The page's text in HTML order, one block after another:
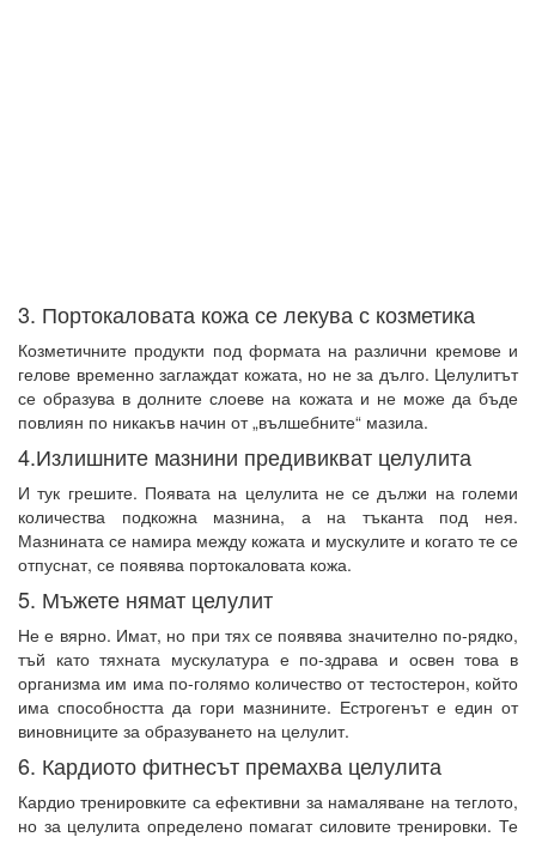
3. Портокаловата кожа се лекува с козметика
Козметичните продукти под формата на различни кремове и
гелове временно заглаждат кожата, но не за дълго. Целулитът
се образува в долните слоеве на кожата и не може да бъде
повлиян по никакъв начин от „вълшебните“ мазила.
4.Излишните мазнини предивикват целулита
И тук грешите. Появата на целулита не се дължи на големи
количества подкожна мазнина, а на тъканта под нея.
Мазнината се намира между кожата и мускулите и когато те се
отпуснат, се появява портокаловата кожа.
5. Мъжете нямат целулит
Не е вярно. Имат, но при тях се появява значително по-рядко,
тъй като тяхната мускулатура е по-здрава и освен това в
организма им има по-голямо количество от тестостерон, който
има способността да гори мазнините. Естрогенът е един от
виновниците за образуването на целулит.
6. Кардиото фитнесът премахва целулита
Кардио тренировките са ефективни за намаляване на теглото,
но за целулита определено помагат силовите тренировки. Те